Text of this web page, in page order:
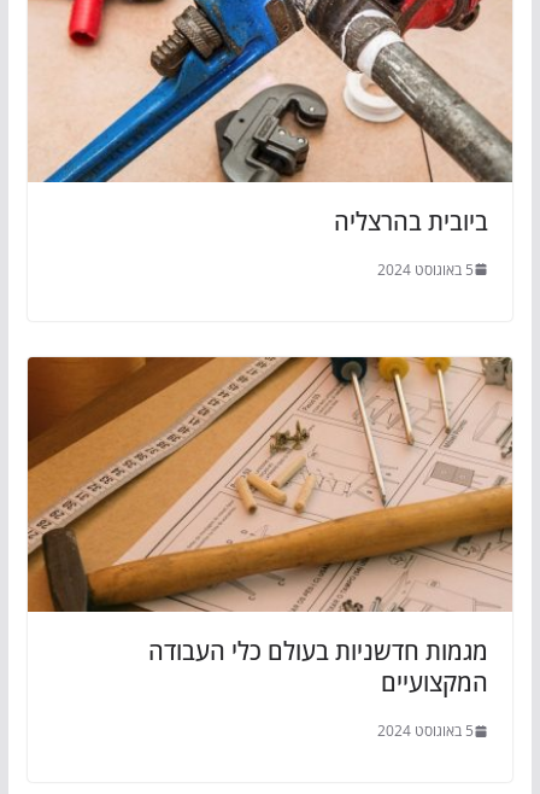
ביובית בהרצליה
5 באוגוסט 2024
מגמות חדשניות בעולם כלי העבודה
המקצועיים
5 באוגוסט 2024